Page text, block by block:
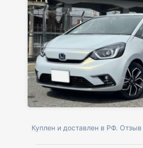
Куплен и доставлен в РФ.